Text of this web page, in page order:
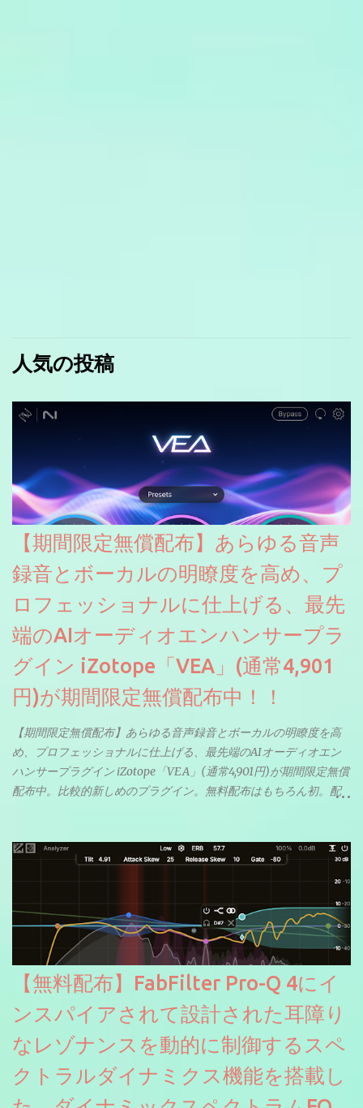
人気の投稿
【期間限定無償配布】あらゆる音声
録音とボーカルの明瞭度を高め、プ
ロフェッショナルに仕上げる、最先
端のAIオーディオエンハンサープラ
グイン iZotope「VEA」(通常4,901
円)が期間限定無償配布中！！
【期間限定無償配布】あらゆる音声録音とボーカルの明瞭度を高
め、プロフェッショナルに仕上げる、最先端のAIオーディオエン
ハンサープラグイン iZotope「VEA」(通常4,901円)が期間限定無償
配布中。比較的新しめのプラグイン。無料配布はもちろん初。配
【無料配布】FabFilter Pro-Q 4にイ
ンスパイアされて設計された耳障り
なレゾナンスを動的に制御するスペ
クトラルダイナミクス機能を搭載し